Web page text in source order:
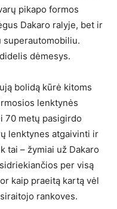
pikapo formos
Dakaro ralyje, bet ir
dėmesys.
bolidą kūrė kitoms
lenktynės
70 metų pasigirdo
lenktynes atgaivinti ir
tai – žymiai už Dakaro
per visą
kaip praeitą kartą vėl
rankoves.